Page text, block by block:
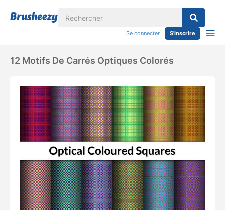
Se connecter S'inscrire
12 Motifs De Carrés Optiques Colorés